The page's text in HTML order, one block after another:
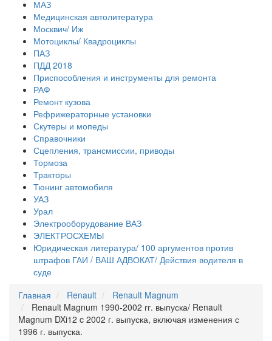
МАЗ
Медицинская автолитература
Москвич/ Иж
Мотоциклы/ Квадроциклы
ПАЗ
ПДД 2018
Приспособления и инструменты для ремонта
РАФ
Ремонт кузова
Рефрижераторные установки
Скутеры и мопеды
Справочники
Сцепления, трансмиссии, приводы
Тормоза
Тракторы
Тюнинг автомобиля
УАЗ
Урал
Электрооборудование ВАЗ
ЭЛЕКТРОСХЕМЫ
Юридическая литература/ 100 аргументов против
штрафов ГАИ / ВАШ АДВОКАТ/ Действия водителя в
суде
Главная
Renault
Renault Magnum
Renault Magnum 1990-2002 гг. выпуска/ Renault
Magnum DXi12 c 2002 г. выпуска, включая изменения с
1996 г. выпуска.